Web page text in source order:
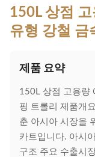
150L 상점
유형 강철 금
제품 요약
150L 상점 고용량
핑 트롤리 제품개
춘 아시아 시장을
카트입니다. 아시
구조 주요 수출시